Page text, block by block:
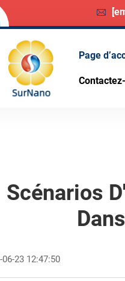
Page
Scénarios
06-23 12:47:50